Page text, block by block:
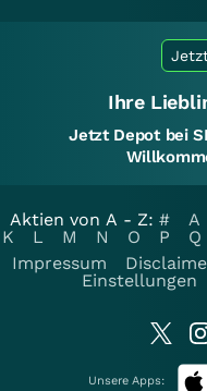
Ihre
Jetzt Depot bei
Aktien von A - Z: # A
K
L M N O P Q
Impressum
Einstellungen
Unsere Apps: